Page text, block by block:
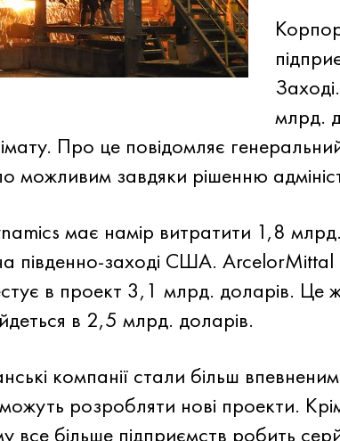
млрд.
Про це повідомляє
можливим завдяки рішенню
має намір витратити 1,8
південно-заході США.
в проект 3,1 млрд. доларів. Це
в 2,5 млрд. доларів.
компанії стали більш
розробляти нові проекти.
все більше підприємств робить